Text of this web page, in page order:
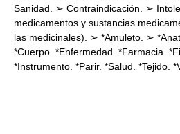
Sanidad. ➢ Contraindicación. ➢
medicamentos y sustancias
las medicinales). ➢ *Amuleto. ➢
*Cuerpo. *Enfermedad. *Farmacia.
*Instrumento. *Parir. *Salud. *Tejido.